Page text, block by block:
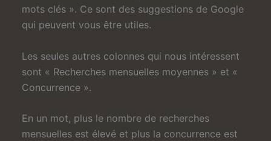
mots clés ». Ce sont des suggestions de Google
qui peuvent vous être utiles.
Les seules autres colonnes qui nous intéressent
sont « Recherches mensuelles moyennes » et «
Concurrence ».
En un mot, plus le nombre de recherches
mensuelles est élevé et plus la concurrence est